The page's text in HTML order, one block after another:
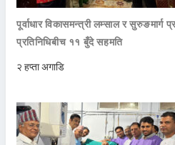
पूर्वाधार विकासमन्त्री लम्साल र सुरुङमार्ग
प्रतिनिधिबीच ११ बुँदे सहमति
२ हप्ता अगाडि